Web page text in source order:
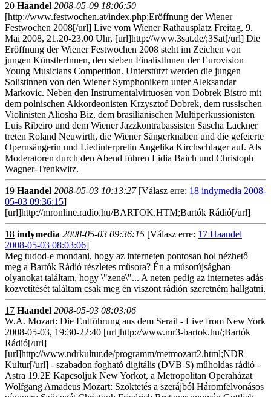
20 Haandel 2008-05-09 18:06:50
[http://www.festwochen.at/index.php;Eröffnung der Wiener
Festwochen 2008[/url] Live vom Wiener Rathausplatz Freitag, 9.
Mai 2008, 21.20-23.00 Uhr, [url]http://www.3sat.de/;3Sat[/url] Die
Eröffnung der Wiener Festwochen 2008 steht im Zeichen von
jungen KünstlerInnen, den sieben FinalistInnen der Eurovision
Young Musicians Competition. Unterstützt werden die jungen
Solistinnen von den Wiener Symphonikern unter Aleksandar
Markovic. Neben den Instrumentalvirtuosen von Dobrek Bistro mit
dem polnischen Akkordeonisten Krzysztof Dobrek, dem russischen
Violinisten Aliosha Biz, dem brasilianischen Multiperkussionisten
Luis Ribeiro und dem Wiener Jazzkontrabassisten Sascha Lackner
treten Roland Neuwirth, die Wiener Sängerknaben und die gefeierte
Opernsängerin und Liedinterpretin Angelika Kirchschlager auf. Als
Moderatoren durch den Abend führen Lidia Baich und Christoph
Wagner-Trenkwitz.
19 Haandel 2008-05-03 10:13:27[Válasz erre: 18 indymedia 2008-
05-03 09:36:15]
[url]http://mronline.radio.hu/BARTOK.HTM;Bartók Rádió[/url]
18 indymedia 2008-05-03 09:36:15 [Válasz erre: 17 Haandel
2008-05-03 08:03:06]
Meg tudod-e mondani, hogy az interneten pontosan hol nézhető
meg a Bartók Rádió részletes műsora? Én a músorújságban
olyanokat találtam, hogy \"zene\"... A neten pedig az internetes adás
közvetítését találtam csak meg én viszont rádión szeretném hallgatni.
17 Haandel 2008-05-03 08:03:06
W.A. Mozart: Die Entführung aus dem Serail - Live from New York
2008-05-03, 19:30-22:40 [url]http://www.mr3-bartok.hu/;Bartók
Rádió[/url]
[url]http://www.ndrkultur.de/programm/metmozart2.html;NDR
Kultur[/url] - szabadon fogható digitális (DVB-S) műholdas rádió -
Astra 19.2E Kapcsoljuk New Yorkot, a Metropolitan Operaházat
Wolfgang Amadeus Mozart: Szöktetés a szerájból Háromfelvonásos